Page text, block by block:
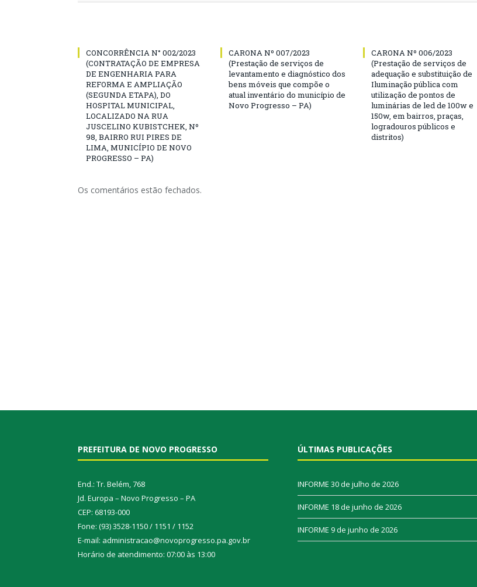
CONCORRÊNCIA N° 002/2023
(CONTRATAÇÃO DE EMPRESA
DE ENGENHARIA PARA
REFORMA E AMPLIAÇÃO
(SEGUNDA ETAPA), DO
HOSPITAL MUNICIPAL,
LOCALIZADO NA RUA
JUSCELINO KUBISTCHEK, Nº
98, BAIRRO RUI PIRES DE
LIMA, MUNICÍPIO DE NOVO
PROGRESSO – PA)
CARONA Nº 007/2023
(Prestação de serviços de
levantamento e diagnóstico dos
bens móveis que compõe o
atual inventário do município de
Novo Progresso – PA)
CARONA Nº 006/2023
(Prestação de serviços de
adequação e substituição de
Iluminação pública com
utilização de pontos de
luminárias de led de 100w e
150w, em bairros, praças,
logradouros públicos e
distritos)
Os comentários estão fechados.
PREFEITURA DE NOVO PROGRESSO
End.: Tr. Belém, 768
Jd. Europa – Novo Progresso – PA
CEP: 68193-000
Fone: (93) 3528-1150 / 1151 / 1152
E-mail: administracao@novoprogresso.pa.gov.br
Horário de atendimento: 07:00 às 13:00
ÚLTIMAS PUBLICAÇÕES
INFORME 30 de julho de 2026
INFORME 18 de junho de 2026
INFORME 9 de junho de 2026